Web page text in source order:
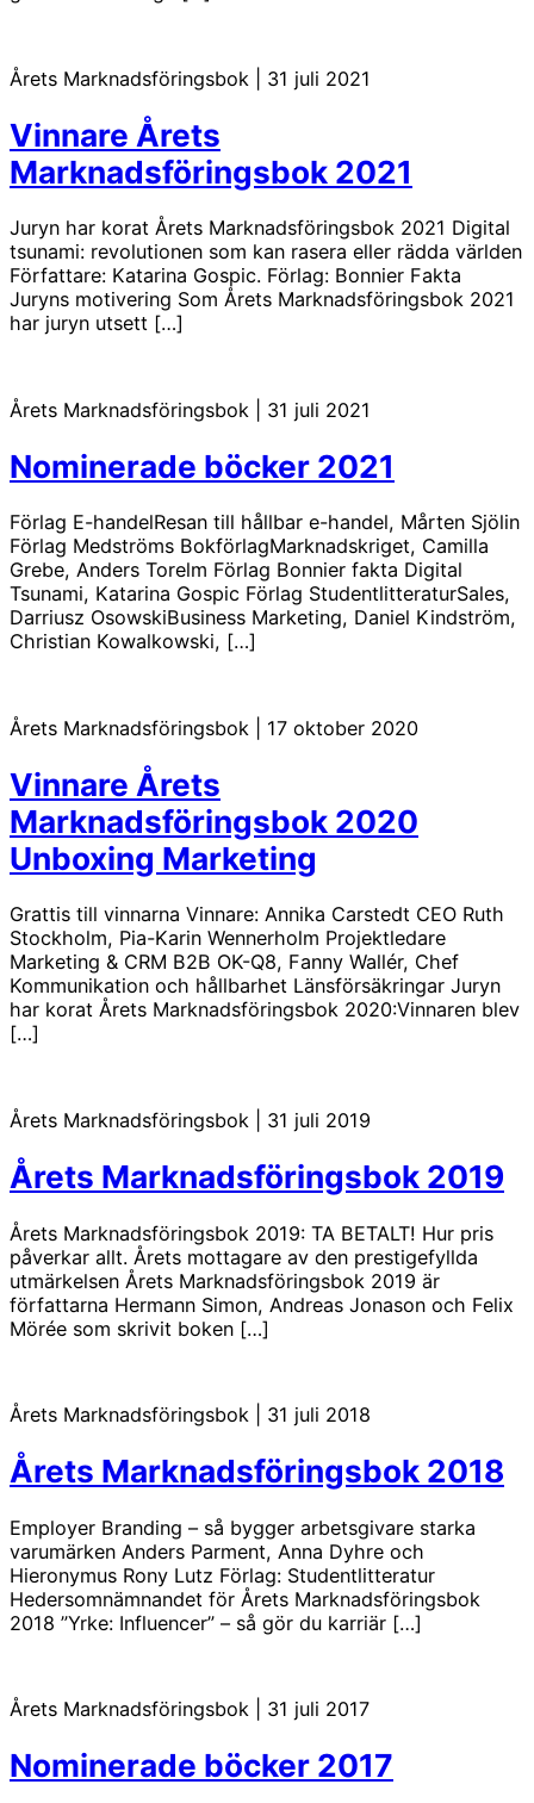
Årets Marknadsföringsbok 31 juli 2021
Vinnare Årets
Marknadsföringsbok 2021
Juryn har korat Årets Marknadsföringsbok 2021 Digital
tsunami: revolutionen som kan rasera eller rädda världen
Författare: Katarina Gospic. Förlag: Bonnier Fakta
Juryns motivering Som Årets Marknadsföringsbok 2021
har juryn utsett […]
Årets Marknadsföringsbok 31 juli 2021
Nominerade böcker 2021
Förlag E-handelResan till hållbar e-handel, Mårten Sjölin
Förlag Medströms BokförlagMarknadskriget, Camilla
Grebe, Anders Torelm Förlag Bonnier fakta Digital
Tsunami, Katarina Gospic Förlag StudentlitteraturSales,
Darriusz OsowskiBusiness Marketing, Daniel Kindström,
Christian Kowalkowski, […]
Årets Marknadsföringsbok 17 oktober 2020
Vinnare Årets
Marknadsföringsbok 2020
Unboxing Marketing
Grattis till vinnarna Vinnare: Annika Carstedt CEO Ruth
Stockholm, Pia-Karin Wennerholm Projektledare
Marketing & CRM B2B OK-Q8, Fanny Wallér, Chef
Kommunikation och hållbarhet Länsförsäkringar Juryn
har korat Årets Marknadsföringsbok 2020:Vinnaren blev
[…]
Årets Marknadsföringsbok 31 juli 2019
Årets Marknadsföringsbok 2019
Årets Marknadsföringsbok 2019: TA BETALT! Hur pris
påverkar allt. Årets mottagare av den prestigefyllda
utmärkelsen Årets Marknadsföringsbok 2019 är
författarna Hermann Simon, Andreas Jonason och Felix
Mörée som skrivit boken […]
Årets Marknadsföringsbok 31 juli 2018
Årets Marknadsföringsbok 2018
Employer Branding – så bygger arbetsgivare starka
varumärken Anders Parment, Anna Dyhre och
Hieronymus Rony Lutz Förlag: Studentlitteratur
Hedersomnämnandet för Årets Marknadsföringsbok
2018 ”Yrke: Influencer” – så gör du karriär […]
Årets Marknadsföringsbok 31 juli 2017
Nominerade böcker 2017